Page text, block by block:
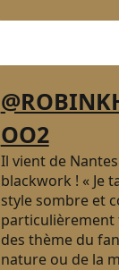
OO2
Il vient de
blackwork ! « Je
style sombre et
des thème du
nature ou de la